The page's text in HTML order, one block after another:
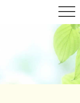
特産物紹介
サービス案